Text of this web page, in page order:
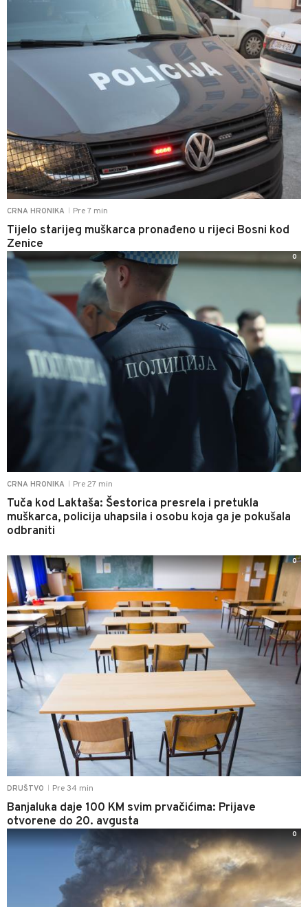
CRNA HRONIKA Pre 7 min
Tijelo starijeg muškarca pronađeno u rijeci Bosni kod
Zenice
CRNA HRONIKA Pre 27 min
Tuča kod Laktaša: Šestorica presrela i pretukla
muškarca, policija uhapsila i osobu koja ga je pokušala
odbraniti
0
DRUŠTVO Pre 34 min
Banjaluka daje 100 KM svim prvačićima: Prijave
otvorene do 20. avgusta
0
0